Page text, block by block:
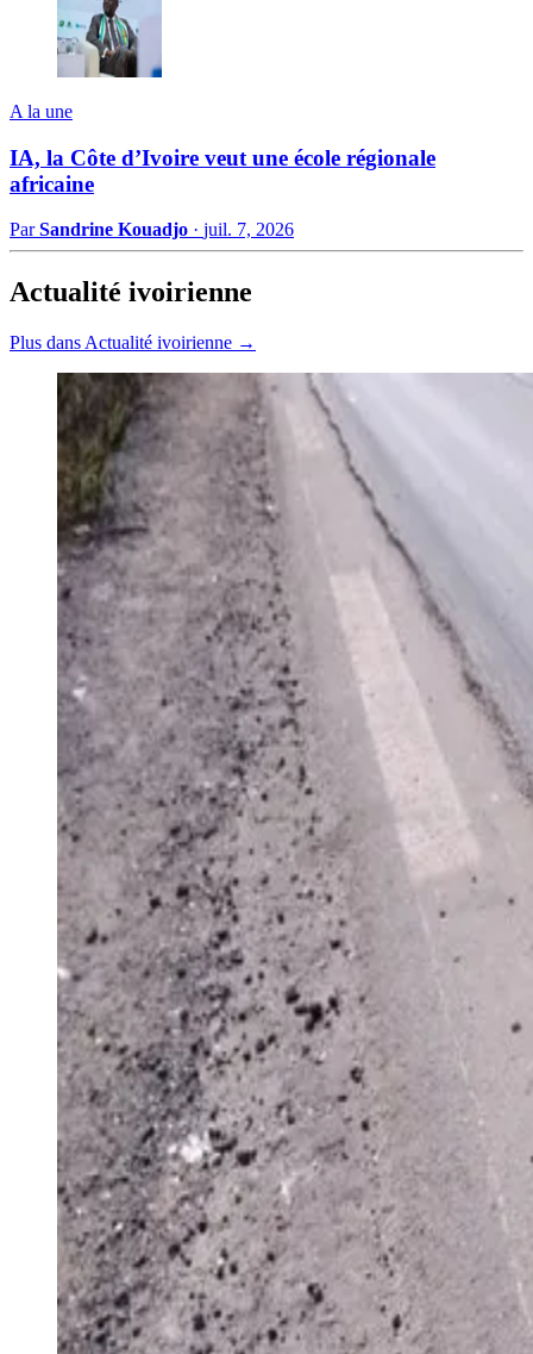
A la une
IA, la Côte d’Ivoire veut une école régionale
africaine
ParSandrine Kouadjo · juil. 7, 2026
Actualité ivoirienne
Plus dans Actualité ivoirienne →